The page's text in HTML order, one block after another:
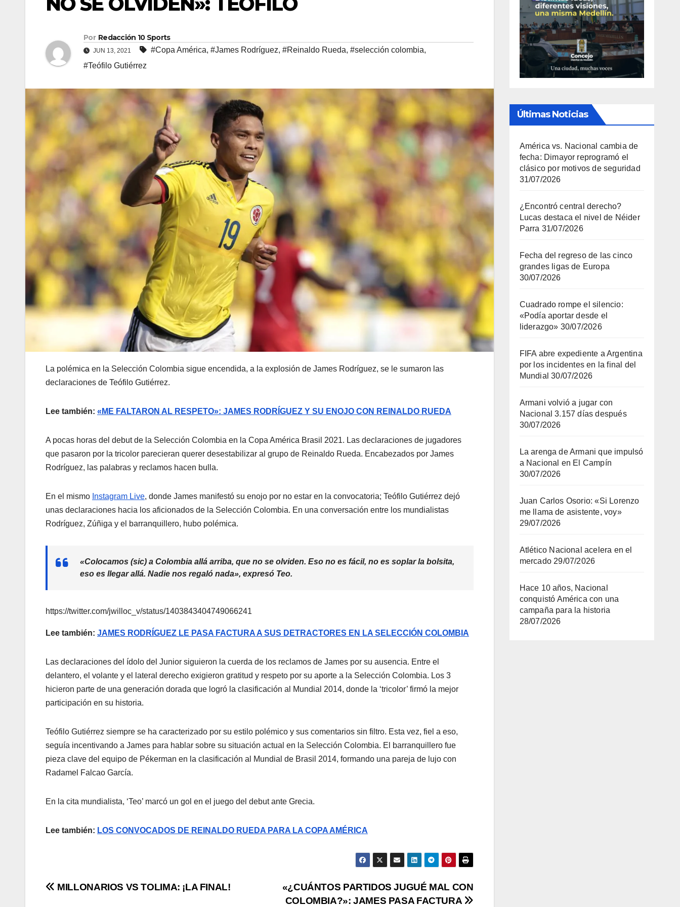
Por Redacción 10 Sports
JUN 13, 2021 #Copa América, #James Rodríguez, #Reinaldo Rueda, #selección colombia,
#Teófilo Gutiérrez
La polémica en la Selección Colombia sigue encendida, a la explosión de James Rodríguez, se le sumaron las
declaraciones de Teófilo Gutiérrez.
Lee también: «ME FALTARON AL RESPETO»: JAMES RODRÍGUEZ Y SU ENOJO CON REINALDO RUEDA
A pocas horas del debut de la Selección Colombia en la Copa América Brasil 2021. Las declaraciones de jugadores
que pasaron por la tricolor parecieran querer desestabilizar al grupo de Reinaldo Rueda. Encabezados por James
Rodríguez, las palabras y reclamos hacen bulla.
En el mismo Instagram Live, donde James manifestó su enojo por no estar en la convocatoria; Teófilo Gutiérrez dejó
unas declaraciones hacia los aficionados de la Selección Colombia. En una conversación entre los mundialistas
Rodríguez, Zúñiga y el barranquillero, hubo polémica.
«Colocamos (sic) a Colombia allá arriba, que no se olviden. Eso no es fácil, no es soplar la bolsita,
eso es llegar allá. Nadie nos regaló nada», expresó Teo.
https://twitter.com/jwilloc_v/status/1403843404749066241
Lee también: JAMES RODRÍGUEZ LE PASA FACTURA A SUS DETRACTORES EN LA SELECCIÓN COLOMBIA
Las declaraciones del ídolo del Junior siguieron la cuerda de los reclamos de James por su ausencia. Entre el
delantero, el volante y el lateral derecho exigieron gratitud y respeto por su aporte a la Selección Colombia. Los 3
hicieron parte de una generación dorada que logró la clasificación al Mundial 2014, donde la ‘tricolor’ firmó la mejor
participación en su historia.
Teófilo Gutiérrez siempre se ha caracterizado por su estilo polémico y sus comentarios sin filtro. Esta vez, fiel a eso,
seguía incentivando a James para hablar sobre su situación actual en la Selección Colombia. El barranquillero fue
pieza clave del equipo de Pékerman en la clasificación al Mundial de Brasil 2014, formando una pareja de lujo con
Radamel Falcao García.
En la cita mundialista, ‘Teo’ marcó un gol en el juego del debut ante Grecia.
Lee también: LOS CONVOCADOS DE REINALDO RUEDA PARA LA COPA AMÉRICA
«¿CUÁNTOS PARTIDOS JUGUÉ MAL CON
COLOMBIA?»: JAMES PASA FACTURA
MILLONARIOS VS TOLIMA: ¡LA FINAL!
Últimas Noticias
América vs. Nacional cambia de
fecha: Dimayor reprogramó el
clásico por motivos de seguridad
31/07/2026
¿Encontró central derecho?
Lucas destaca el nivel de Néider
Parra 31/07/2026
Fecha del regreso de las cinco
grandes ligas de Europa
30/07/2026
Cuadrado rompe el silencio:
«Podía aportar desde el
liderazgo» 30/07/2026
FIFA abre expediente a Argentina
por los incidentes en la final del
Mundial 30/07/2026
Armani volvió a jugar con
Nacional 3.157 días después
30/07/2026
La arenga de Armani que impulsó
a Nacional en El Campín
30/07/2026
Juan Carlos Osorio: «Si Lorenzo
me llama de asistente, voy»
29/07/2026
Atlético Nacional acelera en el
mercado 29/07/2026
Hace 10 años, Nacional
conquistó América con una
campaña para la historia
28/07/2026